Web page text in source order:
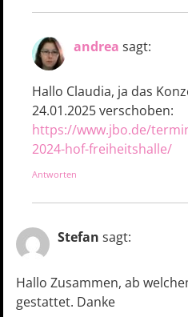
andrea sagt:
Hallo Claudia, ja das
24.01.2025 verschoben:
https://www.jbo.de/
2024-hof-freiheitshalle/
Antworten
Stefan sagt:
Hallo Zusammen, ab
gestattet. Danke